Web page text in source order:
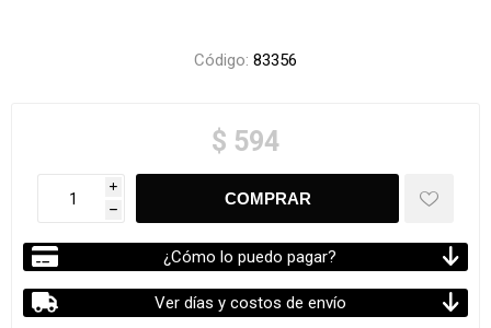
Código: 83356
$ 594
i
h
¿Cómo lo puedo pagar?
Ver días y costos de envío